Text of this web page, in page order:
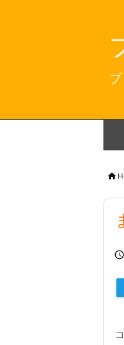

